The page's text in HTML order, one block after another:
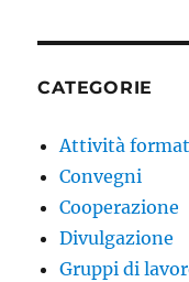
CATEGORIE
Attività
Convegni
Cooperazione
Divulgazione
Gruppi di